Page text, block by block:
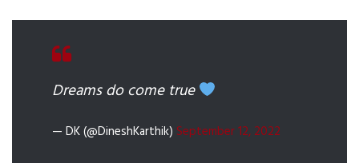
Dreams do come true
— DK (@DineshKarthik) September 12, 2022